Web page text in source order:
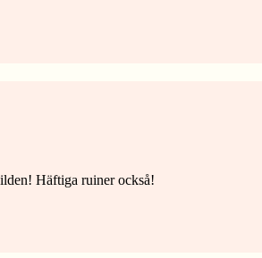
Häftiga ruiner också!